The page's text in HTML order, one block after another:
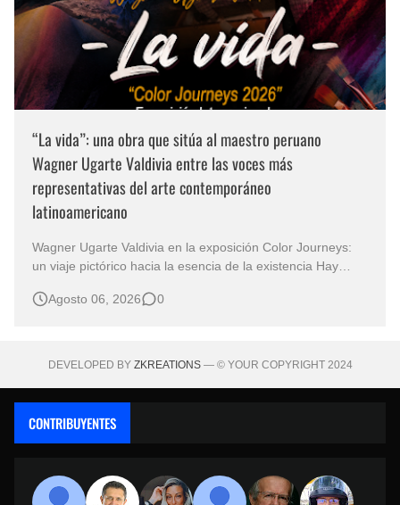
“La vida”: una obra que sitúa al maestro peruano
Wagner Ugarte Valdivia entre las voces más
representativas del arte contemporáneo
latinoamericano
Wagner Ugarte Valdivia en la exposición Color Journeys:
un viaje pictórico hacia la esencia de la existencia Hay
aquello que permanece oculto en la conciencia humana.
Agosto 06, 2026 0
DEVELOPED BY ZKREATIONS— © YOUR COPYRIGHT 2024
CONTRIBUYENTES